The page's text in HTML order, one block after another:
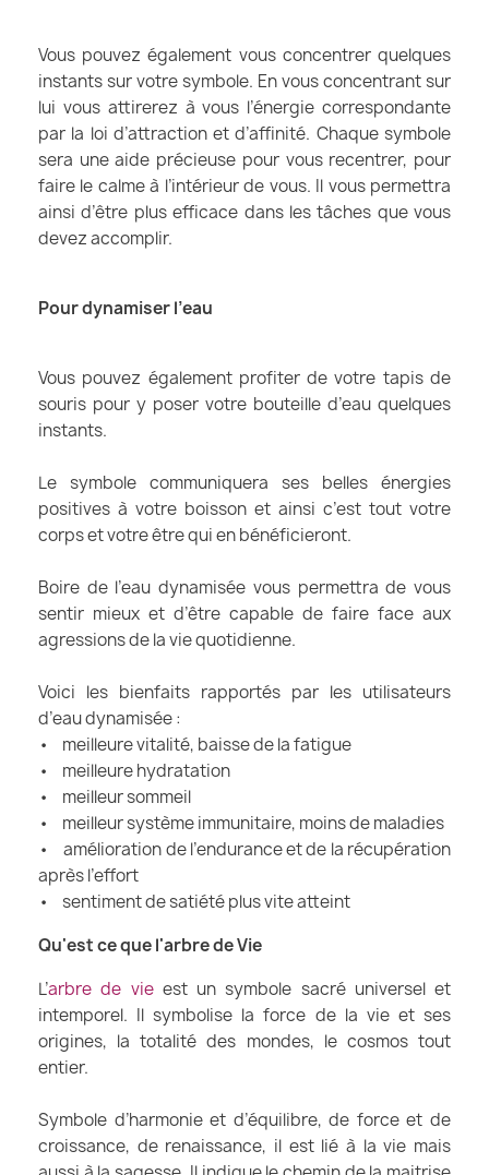
Vous pouvez également vous concentrer quelques
instants sur votre symbole. En vous concentrant sur
lui vous attirerez à vous l’énergie correspondante
par la loi d’attraction et d’affinité. Chaque symbole
sera une aide précieuse pour vous recentrer, pour
faire le calme à l’intérieur de vous. Il vous permettra
ainsi d’être plus efficace dans les tâches que vous
devez accomplir.
Pour dynamiser l’eau
Vous pouvez également profiter de votre tapis de
souris pour y poser votre bouteille d’eau quelques
instants.
Le symbole communiquera ses belles énergies
positives à votre boisson et ainsi c’est tout votre
corps et votre être qui en bénéficieront.
Boire de l’eau dynamisée vous permettra de vous
sentir mieux et d’être capable de faire face aux
agressions de la vie quotidienne.
Voici les bienfaits rapportés par les utilisateurs
d’eau dynamisée :
• meilleure vitalité, baisse de la fatigue
• meilleure hydratation
• meilleur sommeil
• meilleur système immunitaire, moins de maladies
• amélioration de l’endurance et de la récupération
après l’effort
• sentiment de satiété plus vite atteint
Qu'est ce que l'arbre de Vie
L’arbre de vieest un symbole sacré universel et
intemporel. Il symbolise la force de la vie et ses
origines, la totalité des mondes, le cosmos tout
entier.
Symbole d’harmonie et d’équilibre, de force et de
croissance, de renaissance, il est lié à la vie mais